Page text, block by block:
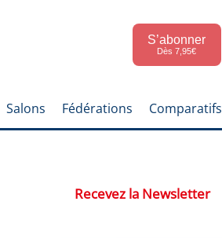
S’abonner
Dès 7,95€
Salons Fédérations Comparatifs
Recevez la Newsletter